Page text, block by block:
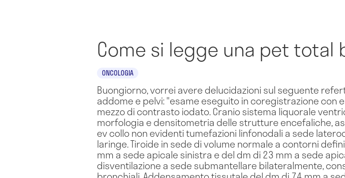
Come si legge una pet total
ONCOLOGIA
Buongiorno, vorrei avere delucidazioni sul seguente
addome e pelvi: "esame eseguito in coregistrazione con
mezzo di contrasto iodato. Cranio sistema liquorale
morfologia e densitometria delle strutture encefaliche,
ev collo non evidenti tumefazioni linfonodali a sede
laringe. Tiroide in sede di volume normale a contorni
mm a sede apicale sinistra e del dm di 23 mm a sede
disventilazione a sede submantellare bilateralmente,